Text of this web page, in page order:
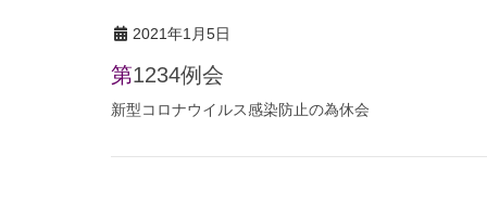
2021年1月5日
第1234例会
新型コロナウイルス感染防止の為休会